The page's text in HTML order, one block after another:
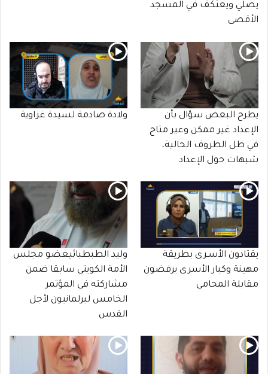
يصلي ويعتكف في المسجد
الأقصى
يطرح البعض سؤال بأن
الإعداد غير ممكن وغير متاح
في ظل الظروف الحالية،
شبهات حول الإعداد
ولادة صادمة لسيدة غزاوية
يقتادون الأسـرى بطريقة
مهينة وكبار الأسرى يرفضون
مقابلة المحامي
وليد الطبطبائيعضو مجلس
الأمة الكويتي سابقا ضمن
مشاركته في المؤتمر
الخامس لبرلمانيون لأجل
القدس